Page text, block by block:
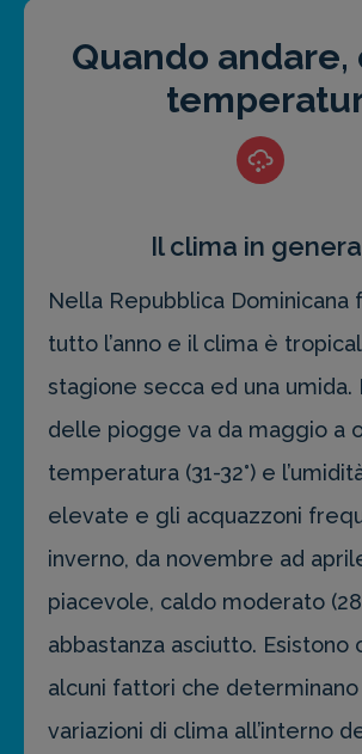
Quando andare,
Il clima in
Nella Repubblica Dominicana
tutto l’anno e il clima è
stagione secca ed una umida.
delle piogge va da maggio a
temperatura (31-32°) e
elevate e gli acquazzoni
inverno, da novembre ad
piacevole, caldo moderato
abbastanza asciutto. Esistono
alcuni fattori che
variazioni di clima all’interno